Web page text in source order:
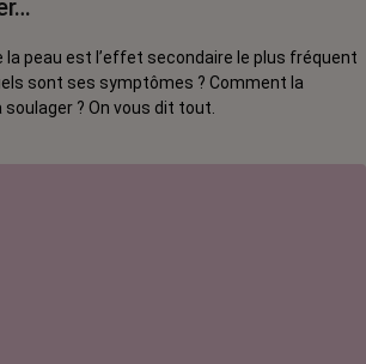
peau est l’effet secondaire le plus fréquent
sont ses symptômes ? Comment la
? On vous dit tout.